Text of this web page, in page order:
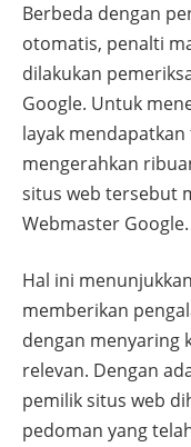
Berbeda dengan
otomatis, penalti
dilakukan
Google. Untuk
layak
mengerahkan
situs web tersebut
Webmaster Google.
Hal ini
memberikan
dengan menyaring
relevan. Dengan
pemilik situs web
pedoman yang